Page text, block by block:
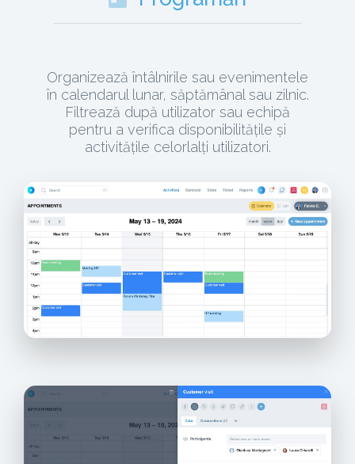
Organizează întâlnirile sau evenimentele
în calendarul lunar, săptămânal sau zilnic.
Filtrează după utilizator sau echipă
pentru a verifica disponibilitățile și
activitățile celorlalți utilizatori.